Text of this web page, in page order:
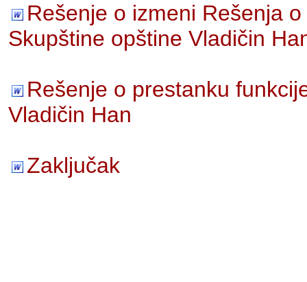
Rešenje o izmeni Rešenja
Skupštine opštine Vladičin
Rešenje o prestanku
Vladičin Han
Zaključak